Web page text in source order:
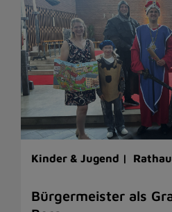
Kinder & Jugend |
Bürgermeister als